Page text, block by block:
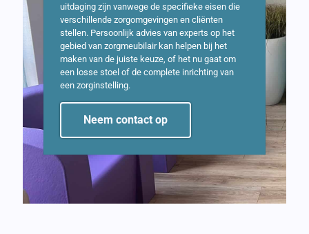
uitdaging zijn vanwege de specifieke eisen die
verschillende zorgomgevingen en cliënten
stellen. Persoonlijk advies van experts op het
gebied van zorgmeubilair kan helpen bij het
maken van de juiste keuze, of het nu gaat om
een losse stoel of de complete inrichting van
een zorginstelling.
Neem contact op